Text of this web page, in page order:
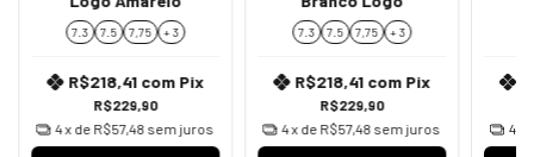
7.3 7.5 7,75 + 3
R$229,90
R$218,41 com Pix
4x de R$57,48 sem juros
7.3 7.5 7,75 + 3
R$229,90
R$218,41 com Pix
4x de R$57,48 sem juros 4